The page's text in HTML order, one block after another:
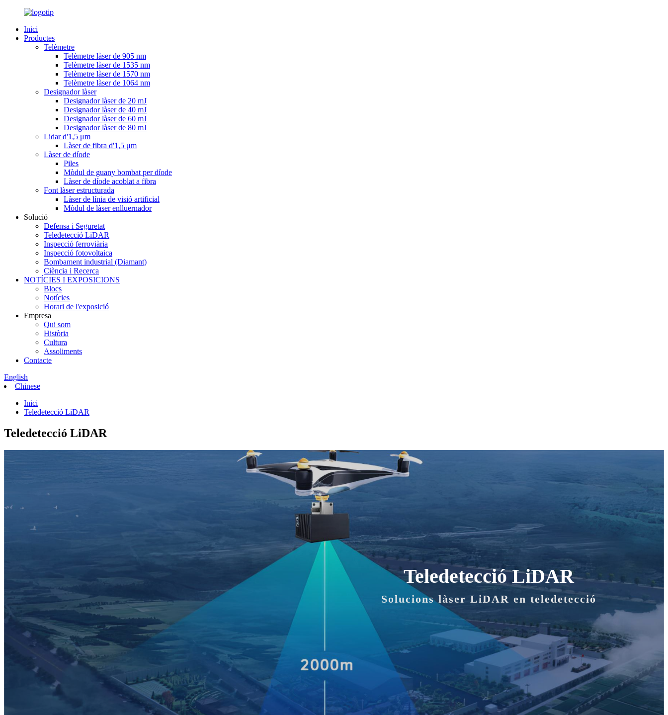
Inici
Productes
Telèmetre
Telèmetre làser de 905 nm
Telèmetre làser de 1535 nm
Telèmetre làser de 1570 nm
Telèmetre làser de 1064 nm
Designador làser
Designador làser de 20 mJ
Designador làser de 40 mJ
Designador làser de 60 mJ
Designador làser de 80 mJ
Lidar d'1,5 μm
Làser de fibra d'1,5 μm
Làser de díode
Piles
Mòdul de guany bombat per díode
Làser de díode acoblat a fibra
Font làser estructurada
Làser de línia de visió artificial
Mòdul de làser enlluernador
Solució
Defensa i Seguretat
Teledetecció LiDAR
Inspecció ferroviària
Inspecció fotovoltaica
Bombament industrial (Diamant)
Ciència i Recerca
NOTÍCIES I EXPOSICIONS
Blocs
Notícies
Horari de l'exposició
Empresa
Qui som
Història
Cultura
Assoliments
Contacte
English
Chinese
Inici
Teledetecció LiDAR
Teledetecció LiDAR
Teledetecció LiDAR
Solucions làser LiDAR en teledetecció